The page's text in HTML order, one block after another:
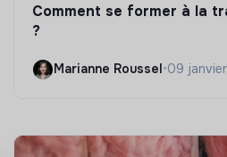
Comment se former à la
?
Marianne Roussel •09